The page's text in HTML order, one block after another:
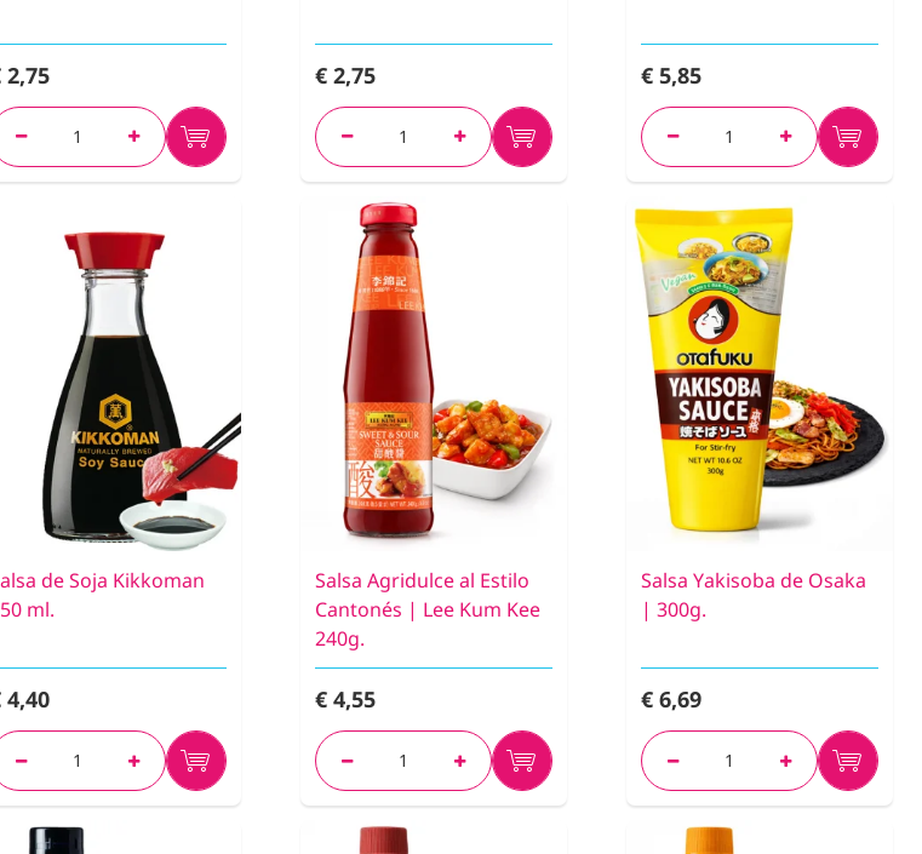
2,75 € 2,75 € 5,85
de Soja Kikkoman
ml.
4,40
Salsa Agridulce al Estilo
Cantonés | Lee Kum Kee
240g.
€ 4,55
Salsa Yakisoba de Osaka
| 300g.
€ 6,69